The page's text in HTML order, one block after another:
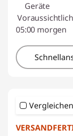
Geräte
05:00 morgen
Vergleichen